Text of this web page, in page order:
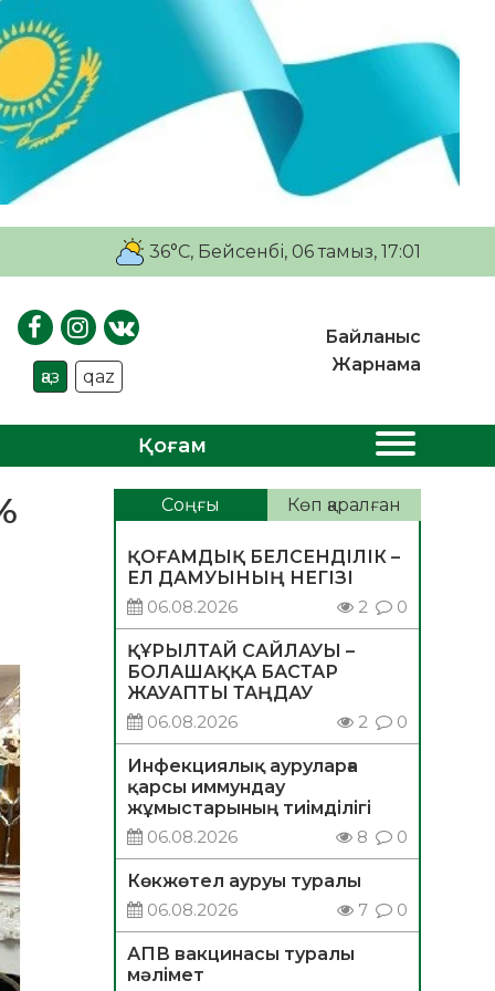
36°C, Бейсенбі, 06 тамыз, 17:01
қаз qaz
Байланыс
Жарнама
Қоғам
Соңғы Көп қаралған
ҚОҒАМДЫҚ БЕЛСЕНДІЛІК –
ЕЛ ДАМУЫНЫҢ НЕГІЗІ
06.08.2026
2 0
ҚҰРЫЛТАЙ САЙЛАУЫ –
БОЛАШАҚҚА БАСТАР
ЖАУАПТЫ ТАҢДАУ
06.08.2026
2 0
Инфекциялық ауруларға
қарсы иммундау
жұмыстарының тиімділігі
06.08.2026
8 0
Көкжөтел ауруы туралы
06.08.2026
7 0
АПВ вакцинасы туралы
мәлімет